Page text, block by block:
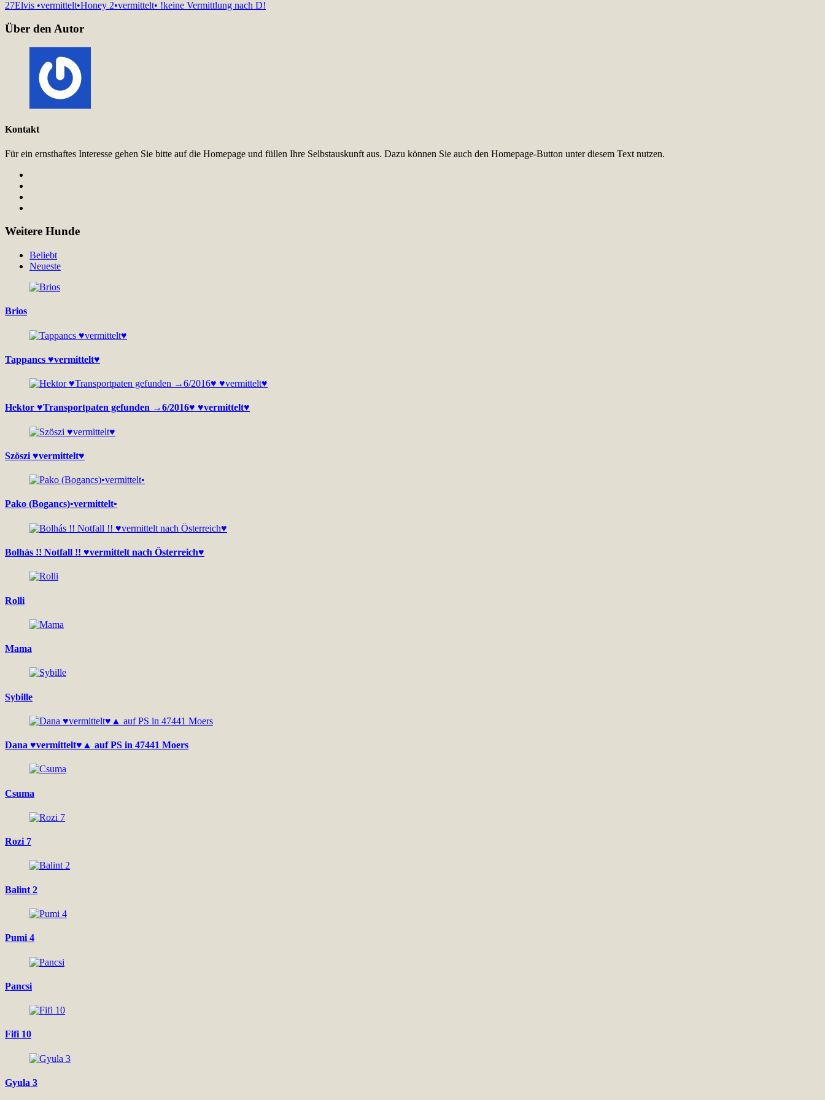
27Elvis •vermittelt•Honey 2•vermittelt• !keine Vermittlung nach D!
Über den Autor
Kontakt
Für ein ernsthaftes Interesse gehen Sie bitte auf die Homepage und füllen Ihre Selbstauskunft aus. Dazu können Sie auch den Homepage-Button unter diesem Text nutzen.
Weitere Hunde
Beliebt
Neueste
Brios
Tappancs ♥vermittelt♥
Hektor ♥Transportpaten gefunden →6/2016♥ ♥vermittelt♥
Szöszi ♥vermittelt♥
Pako (Bogancs)•vermittelt•
Bolhás !! Notfall !! ♥vermittelt nach Österreich♥
Rolli
Mama
Sybille
Dana ♥vermittelt♥▲ auf PS in 47441 Moers
Csuma
Rozi 7
Balint 2
Pumi 4
Pancsi
Fifi 10
Gyula 3